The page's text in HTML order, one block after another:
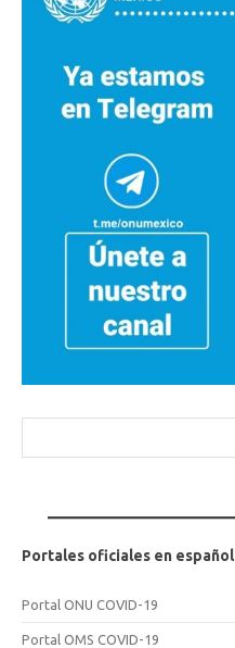
Portales oficiales en español
Portal ONU COVID-19
Portal OMS COVID-19